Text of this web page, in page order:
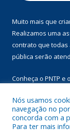
Muito mais que
Realizamos uma
contrato que todas
pública serão
Conheça o PNTP e o
Nós usamos
navegação no
concorda com a
Para ter mais